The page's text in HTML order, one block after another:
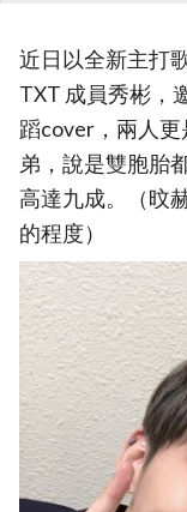
近日以全新主打
TXT 成員秀彬，
蹈cover，兩人
弟，說是雙胞胎
高達九成。（旼
的程度）